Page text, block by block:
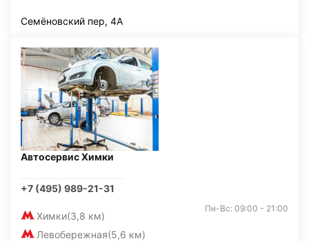
Семёновский пер, 4А
Автосервис Химки
+7 (495) 989-21-31
Химки(3,8 км)
Левобережная(5,6 км)
Пн-Вс: 09:00 - 21:00